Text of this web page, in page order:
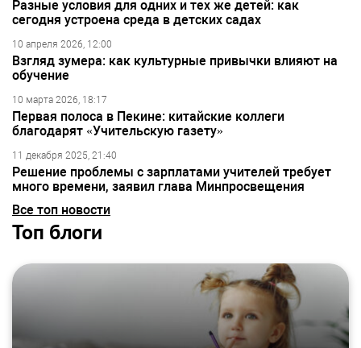
Разные условия для одних и тех же детей: как
сегодня устроена среда в детских садах
10 апреля 2026, 12:00
Взгляд зумера: как культурные привычки влияют на
обучение
10 марта 2026, 18:17
Первая полоса в Пекине: китайские коллеги
благодарят «Учительскую газету»
11 декабря 2025, 21:40
Решение проблемы с зарплатами учителей требует
много времени, заявил глава Минпросвещения
Все топ новости
Топ блоги